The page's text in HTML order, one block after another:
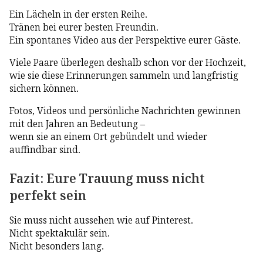
Ein Lächeln in der ersten Reihe.
Tränen bei eurer besten Freundin.
Ein spontanes Video aus der Perspektive eurer Gäste.
Viele Paare überlegen deshalb schon vor der Hochzeit,
wie sie diese Erinnerungen sammeln und langfristig
sichern können.
Fotos, Videos und persönliche Nachrichten gewinnen
mit den Jahren an Bedeutung –
wenn sie an einem Ort gebündelt und wieder
auffindbar sind.
Fazit: Eure Trauung muss nicht
perfekt sein
Sie muss nicht aussehen wie auf Pinterest.
Nicht spektakulär sein.
Nicht besonders lang.